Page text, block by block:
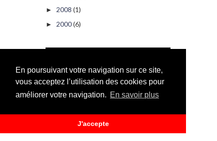
En poursuivant votre navigation sur ce site,
vous acceptez l’utilisation des cookies pour
améliorer votre navigation. En savoir plus
J'accepte
► 2008 (1)
► 2000(6)